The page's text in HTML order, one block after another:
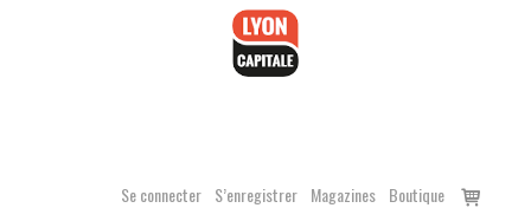
Se connecter S’enregistrer Magazines Boutique
Voir